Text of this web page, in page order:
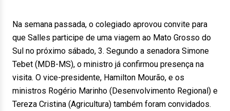
Na semana passada, o colegiado aprovou convite para
que Salles participe de uma viagem ao Mato Grosso do
Sul no próximo sábado, 3. Segundo a senadora Simone
Tebet (MDB-MS), o ministro já confirmou presença na
visita. O vice-presidente, Hamilton Mourão, e os
ministros Rogério Marinho (Desenvolvimento Regional) e
Tereza Cristina (Agricultura) também foram convidados.